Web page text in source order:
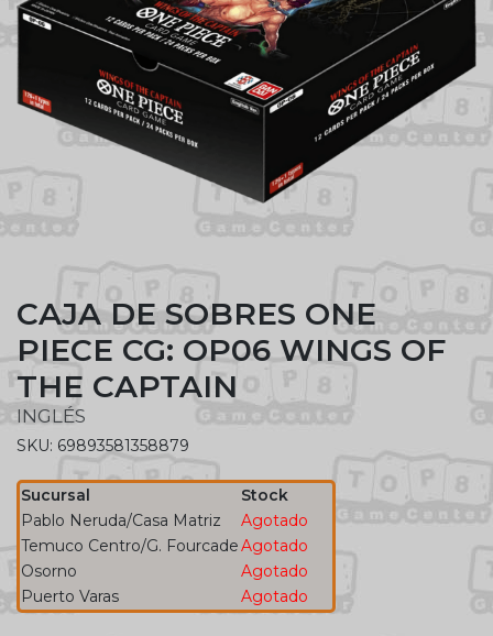
CAJA DE SOBRES ONE
PIECE CG: OP06 WINGS OF
THE CAPTAIN
INGLÉS
SKU: 69893581358879
Sucursal
Stock
Pablo Neruda/Casa Matriz
Agotado
Temuco Centro/G. FourcadeAgotado
Osorno
Agotado
Puerto Varas
Agotado